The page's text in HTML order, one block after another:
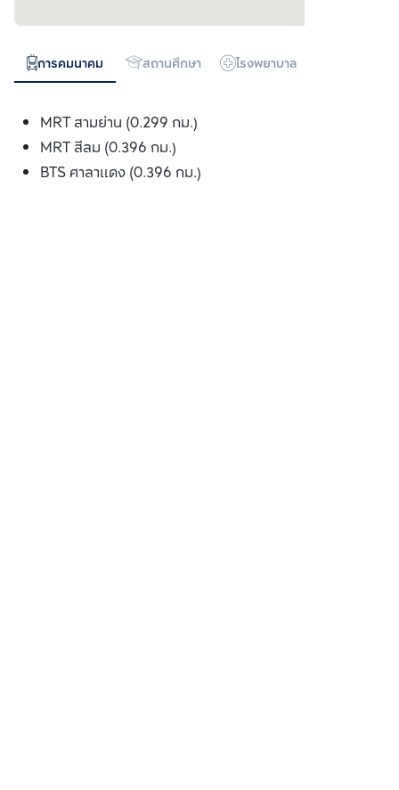
การคมนาคม สถานศึกษา โรงพยาบาล
MRT สามย่าน (0.299 กม.)
MRT สีลม (0.396 กม.)
BTS ศาลาแดง (0.396 กม.)